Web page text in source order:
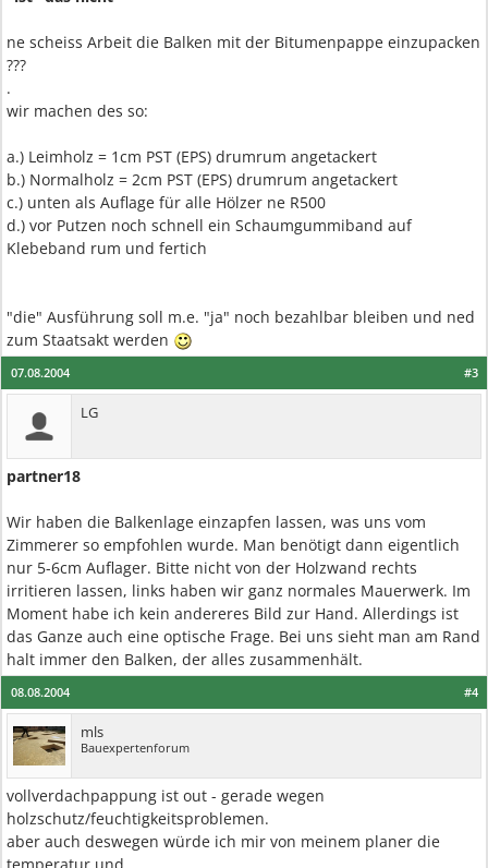
ne scheiss Arbeit die Balken mit der Bitumenpappe einzupacken
???
.
wir machen des so:
a.) Leimholz = 1cm PST (EPS) drumrum angetackert
b.) Normalholz = 2cm PST (EPS) drumrum angetackert
c.) unten als Auflage für alle Hölzer ne R500
d.) vor Putzen noch schnell ein Schaumgummiband auf
Klebeband rum und fertich
"die" Ausführung soll m.e. "ja" noch bezahlbar bleiben und ned
zum Staatsakt werden
#3
07.08.2004
LG
partner18
Wir haben die Balkenlage einzapfen lassen, was uns vom
Zimmerer so empfohlen wurde. Man benötigt dann eigentlich
nur 5-6cm Auflager. Bitte nicht von der Holzwand rechts
irritieren lassen, links haben wir ganz normales Mauerwerk. Im
Moment habe ich kein andereres Bild zur Hand. Allerdings ist
das Ganze auch eine optische Frage. Bei uns sieht man am Rand
halt immer den Balken, der alles zusammenhält.
#4
08.08.2004
mls
Bauexpertenforum
vollverdachpappung ist out - gerade wegen
holzschutz/feuchtigkeitsproblemen.
aber auch deswegen würde ich mir von meinem planer die